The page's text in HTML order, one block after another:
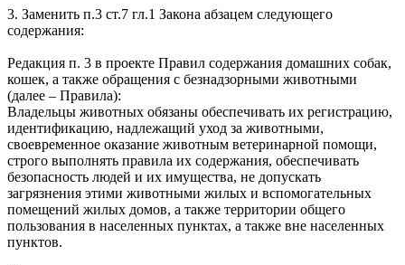
3. Заменить п.3 ст.7 гл.1 Закона абзацем следующего
содержания:
Редакция п. 3 в проекте Правил содержания домашних собак,
кошек, а также обращения с безнадзорными животными
(далее – Правила):
Владельцы животных обязаны обеспечивать их регистрацию,
идентификацию, надлежащий уход за животными,
своевременное оказание животным ветеринарной помощи,
строго выполнять правила их содержания, обеспечивать
безопасность людей и их имущества, не допускать
загрязнения этими животными жилых и вспомогательных
помещений жилых домов, а также территории общего
пользования в населенных пунктах, а также вне населенных
пунктов.